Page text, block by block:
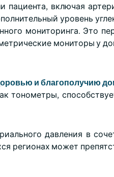
пациента, включая
уровень
мониторинга. Это
мониторы у
и благополучию
тонометры,
давления в
регионах может